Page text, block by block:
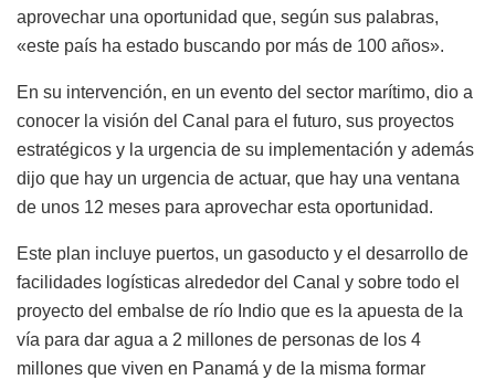
aprovechar una oportunidad que, según sus palabras,
«este país ha estado buscando por más de 100 años».
En su intervención, en un evento del sector marítimo, dio a
conocer la visión del Canal para el futuro, sus proyectos
estratégicos y la urgencia de su implementación y además
dijo que hay un urgencia de actuar, que hay una ventana
de unos 12 meses para aprovechar esta oportunidad.
Este plan incluye puertos, un gasoducto y el desarrollo de
facilidades logísticas alrededor del Canal y sobre todo el
proyecto del embalse de río Indio que es la apuesta de la
vía para dar agua a 2 millones de personas de los 4
millones que viven en Panamá y de la misma formar